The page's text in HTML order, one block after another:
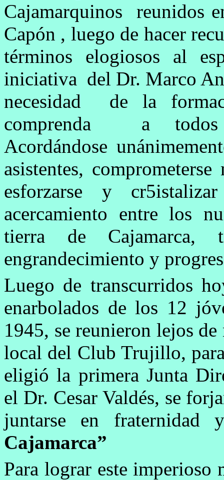
Cajamarquinos reunidos
Capón , luego de hacer
términos elogiosos al
iniciativa del Dr. Marco
necesidad de la
comprenda a
Acordándose
asistentes,
esforzarse y
acercamiento entre los
tierra de
engrandecimiento y
Luego de transcurridos
enarbolados de los 12
1945, se reunieron lejos de
local del Club Trujillo,
eligió la primera Junta
el Dr. Cesar Valdés, se
juntarse en fraternidad
Cajamarca”
Para lograr este imperioso